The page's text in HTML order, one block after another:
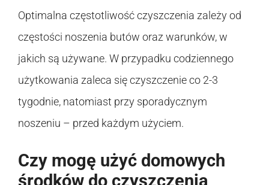
Optimalna częstotliwość czyszczenia zależy od
częstości noszenia butów oraz warunków, w
jakich są używane. W przypadku codziennego
użytkowania zaleca się czyszczenie co 2-3
tygodnie, natomiast przy sporadycznym
noszeniu – przed każdym użyciem.
Czy mogę użyć domowych
środków do czyszczenia